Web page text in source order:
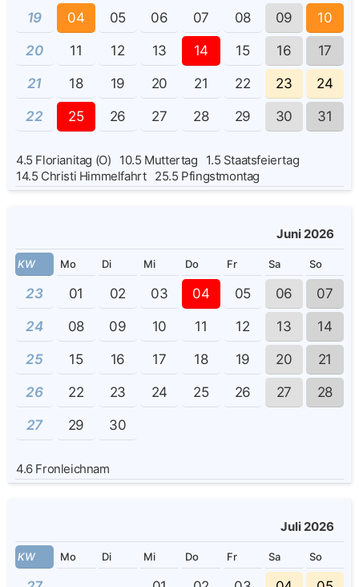
19 04 05 06 07 08 09 10
20 11 12 13 14 15 16 17
21 18 19 20 21 22 23 24
22 25 26 27 28 29 30 31
4.5 Florianitag (O) 10.5 Muttertag 1.5 Staatsfeiertag
14.5 Christi Himmelfahrt 25.5 Pfingstmontag
Juni 2026
KW Mo Di Mi Do Fr Sa So
23 01 02 03 04 05 06 07
24 08 09 10 11 12 13 14
25 15 16 17 18 19 20 21
26 22 23 24 25 26 27 28
27 29 30
4.6Fronleichnam
Juli 2026
KW Mo Di Mi Do Fr Sa So